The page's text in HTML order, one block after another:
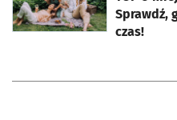
Sprawdź,
czas!